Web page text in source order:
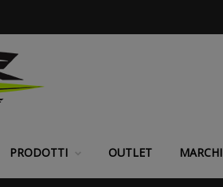
PRODOTTI OUTLET MARCHI